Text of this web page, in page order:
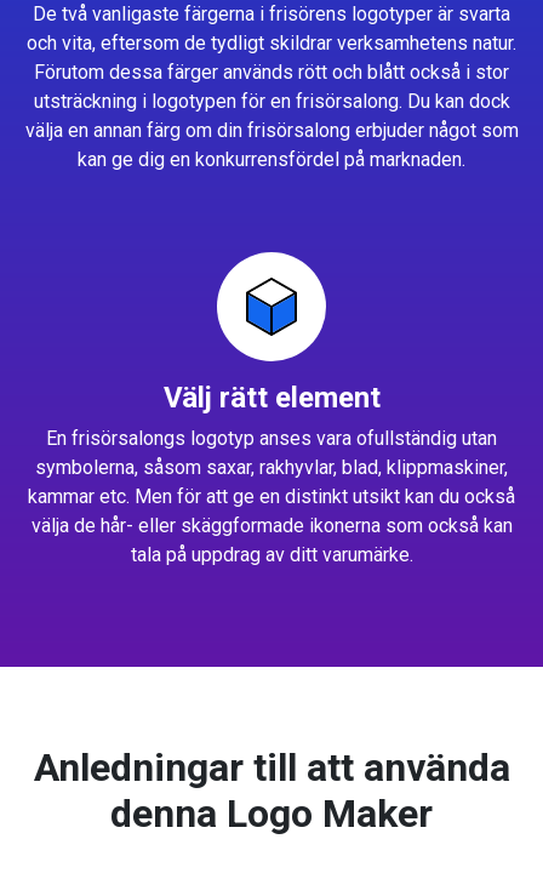
De två vanligaste färgerna i frisörens logotyper är svarta
och vita, eftersom de tydligt skildrar verksamhetens natur.
Förutom dessa färger används rött och blått också i stor
utsträckning i logotypen för en frisörsalong. Du kan dock
välja en annan färg om din frisörsalong erbjuder något som
kan ge dig en konkurrensfördel på marknaden.
Välj rätt element
En frisörsalongs logotyp anses vara ofullständig utan
symbolerna, såsom saxar, rakhyvlar, blad, klippmaskiner,
kammar etc. Men för att ge en distinkt utsikt kan du också
välja de hår- eller skäggformade ikonerna som också kan
tala på uppdrag av ditt varumärke.
Anledningar till att använda
denna Logo Maker